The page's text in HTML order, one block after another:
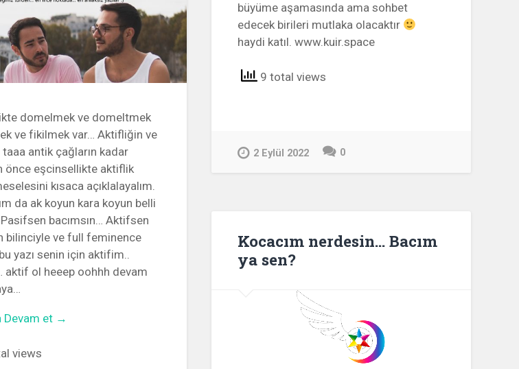
büyüme aşamasında ama sohbet
edecek birileri mutlaka olacaktır
haydi katıl. www.kuir.space
9 total views
2 Eylül 2022 0
domelmek ve domeltmek
ve fikilmek var… Aktifliğin ve
antik çağların kadar
önce eşcinsellikte aktiflik
kısaca açıklalayalım.
da ak koyun kara koyun belli
Pasifsen bacımsın… Aktifsen
bilinciyle ve full feminence
yazı senin için aktifim..
aktif ol heeep oohhh devam
Devam et →
views
Kocacım nerdesin… Bacım
ya sen?